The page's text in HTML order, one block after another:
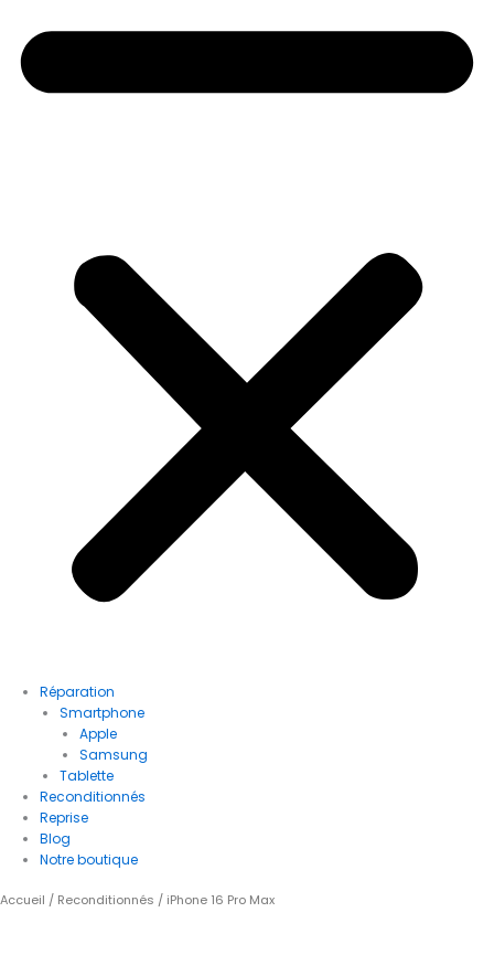
Réparation
Smartphone
Apple
Samsung
Tablette
Reconditionnés
Reprise
Blog
Notre boutique
Accueil / Reconditionnés / iPhone 16 Pro Max
quantité